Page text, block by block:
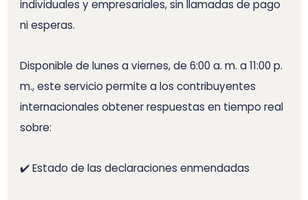
individuales y empresariales, sin llamadas de pago
ni esperas.
Disponible de lunes a viernes, de 6:00 a. m. a 11:00 p.
m., este servicio permite a los contribuyentes
internacionales obtener respuestas en tiempo real
sobre:
✔️ Estado de las declaraciones enmendadas